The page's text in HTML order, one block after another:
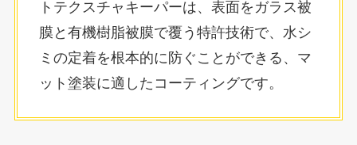
トテクスチャキーパーは、表面をガラス被
膜と有機樹脂被膜で覆う特許技術で、水シ
ミの定着を根本的に防ぐことができる、マ
ット塗装に適したコーティングです。